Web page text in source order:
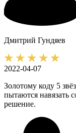
Дмитрий Гундяев
2022-04-07
Золотому коду 5
пытаются навязать
решение.